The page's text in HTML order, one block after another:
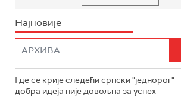
Најновије
Где се крије следећи српски "једнорог" –
добра идеја није довољна за успех